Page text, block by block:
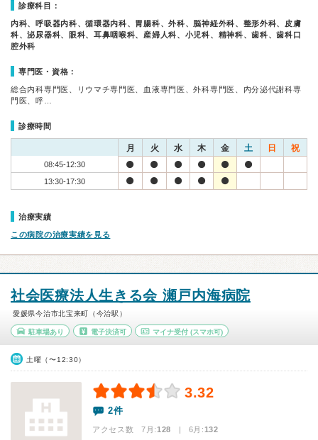
診療科目：
内科、呼吸器内科、循環器内科、胃腸科、外科、脳神経外科、整形外科、皮膚
科、泌尿器科、眼科、耳鼻咽喉科、産婦人科、小児科、精神科、歯科、歯科口
腔外科
専門医・資格：
総合内科専門医、リウマチ専門医、血液専門医、外科専門医、内分泌代謝科専
門医、呼…
診療時間
月 火 水 木 金 土 日 祝
08:45-12:30
13:30-17:30
治療実績
この病院の治療実績を見る
社会医療法人生きる会 瀬戸内海病院
愛媛県今治市北宝来町（今治駅）
駐車場あり 電子決済可 マイナ受付 (スマホ可)
土曜（〜12:30）
3.32
2件
アクセス数 7月:128 | 6月:132